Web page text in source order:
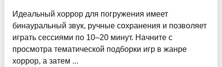
Идеальный хоррор для погружения имеет
бинауральный звук, ручные сохранения и позволяет
играть сессиями по 10–20 минут. Начните с
просмотра тематической подборки игр в жанре
хоррор, а затем ...